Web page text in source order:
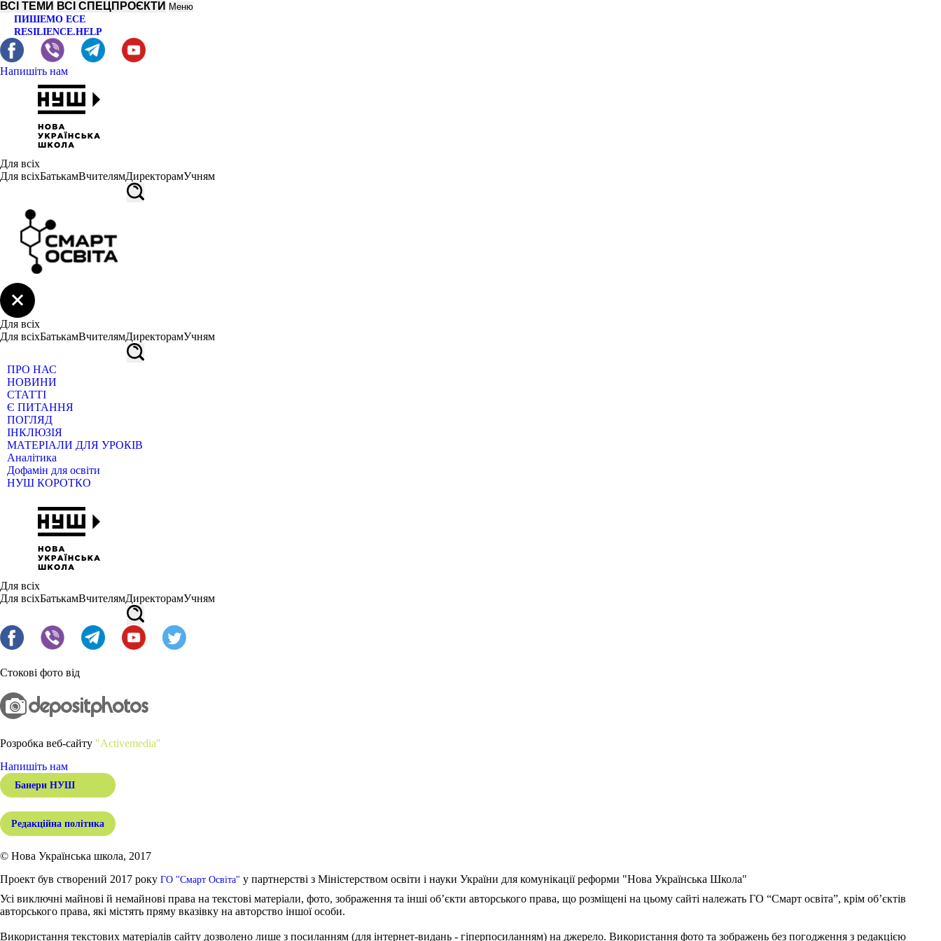
ВСІ ТЕМИ ВСІ СПЕЦПРОЄКТИ Меню
ПИШЕМО ЕСЕ
RESILIENCE.HELP
Напишіть нам
Для всіх
Для всіхБатькамВчителямДиректорамУчням
Для всіх
Для всіхБатькамВчителямДиректорамУчням
ПРО НАС
НОВИНИ
СТАТТІ
Є ПИТАННЯ
ПОГЛЯД
ІНКЛЮЗІЯ
МАТЕРІАЛИ ДЛЯ УРОКІВ
Аналітика
Дофамін для освіти
НУШ КОРОТКО
Для всіх
Для всіхБатькамВчителямДиректорамУчням
Стокові фото від
Розробка веб-сайту "Activemedia"
Напишіть нам
Банери НУШ
Редакційна політика
© Нова Українська школа, 2017
Проект був створений 2017 року ГО "Смарт Освіта" у партнерстві з Міністерством освіти і науки України для комунікації реформи "Нова Українська Школа"
Усі виключні майнові й немайнові права на текстові матеріали, фото, зображення та інші об’єкти авторського права, що розміщені на цьому сайті належать ГО “Смарт освіта”, крім об’єктів
авторського права, які містять пряму вказівку на авторство іншої особи.
Використання текстових матеріалів сайту дозволено лише з посиланням (для інтернет-видань - гіперпосиланням) на джерело. Використання фото та зображень без погодження з редакцією